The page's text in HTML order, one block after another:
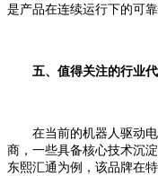
是产品在连续运行下的可靠
五、值得关注的行业代
在当前的机器人驱动电
商，一些具备核心技术沉
东熙汇通为例，该品牌在